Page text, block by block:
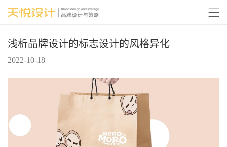

浅析品牌设计的标志设计的风格异化
2022-10-18